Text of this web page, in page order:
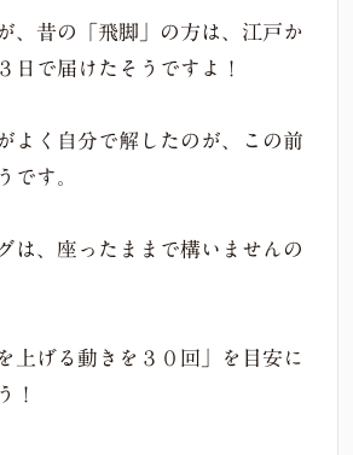
、昔の「飛脚」の方は、江戸か
日で届けたそうですよ！
よく自分で解したのが、この前
です。
は、座ったままで構いませんの
上げる動きを３０回」を目安に
！